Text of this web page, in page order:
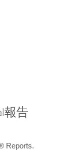
報告
Reports.